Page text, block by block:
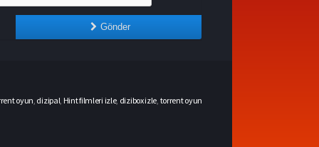
Gönder
oyun dizipal Hint filmleri izle, dizibox izle torrent oyun